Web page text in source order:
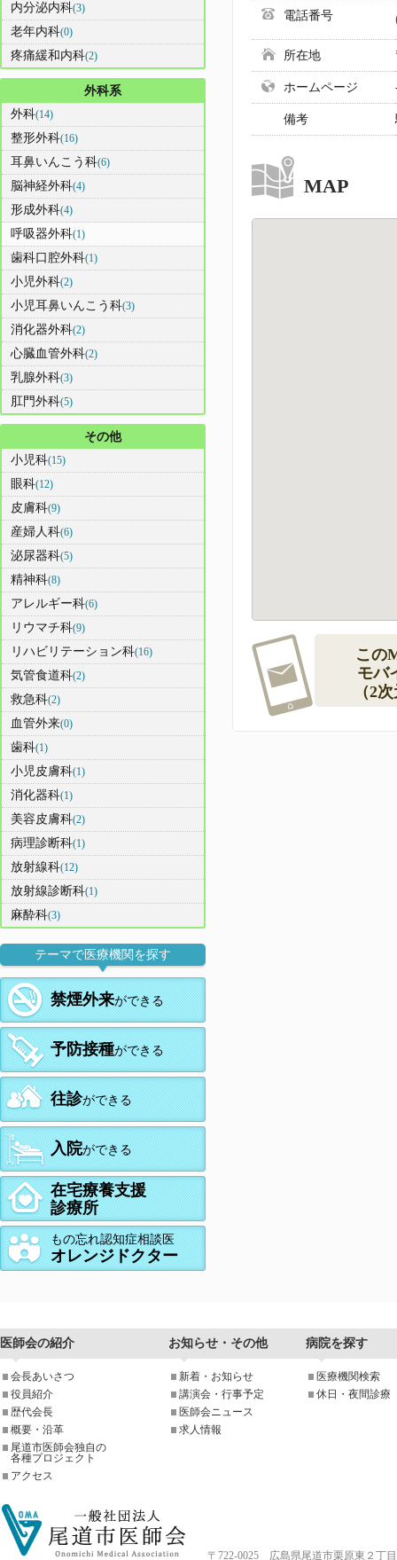
電話番号
所在地
ホームページ
備考
MAP
この
モバ
（2
内分泌内科(3)
老年内科(0)
疼痛緩和内科(2)
外科系
外科(14)
整形外科(16)
耳鼻いんこう科(6)
脳神経外科(4)
形成外科(4)
呼吸器外科(1)
歯科口腔外科(1)
小児外科(2)
小児耳鼻いんこう科(3)
消化器外科(2)
心臓血管外科(2)
乳腺外科(3)
肛門外科(5)
その他
小児科(15)
眼科(12)
皮膚科(9)
産婦人科(6)
泌尿器科(5)
精神科(8)
アレルギー科(6)
リウマチ科(9)
リハビリテーション科(16)
気管食道科(2)
救急科(2)
血管外来(0)
歯科(1)
小児皮膚科(1)
消化器科(1)
美容皮膚科(2)
病理診断科(1)
放射線科(12)
放射線診断科(1)
麻酔科(3)
テーマで医療機関を探す
禁煙外来ができる
予防接種ができる
往診ができる
入院ができる
在宅療養支援
診療所
もの忘れ認知症相談医
オレンジドクター
医師会の紹介 お知らせ・その他 病院を探す
会長あいさつ
役員紹介
歴代会長
概要・沿革
尾道市医師会独自の
各種プロジェクト
アクセス
新着・お知らせ
講演会・行事予定
医師会ニュース
求人情報
医療機関検索
休日・夜間診療
〒722-0025 広島県尾道市栗原東２丁